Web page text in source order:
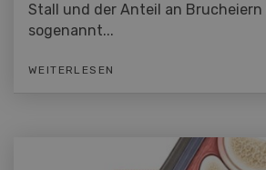
Stall und der Anteil an Brucheiern
sogenannt...
WEITERLESEN